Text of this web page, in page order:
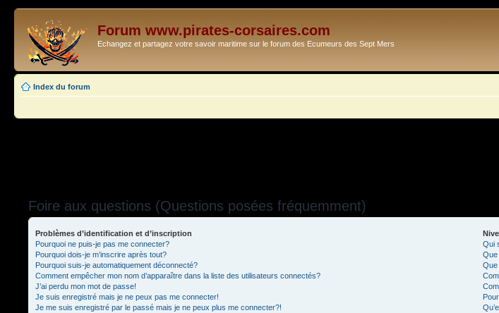
Forum www.pirates-corsaires.com
Echangez et partagez votre savoir maritime sur le forum des Ecumeurs des Sept Mers
Index du forum
Foire aux questions (Questions posées fréquemment)
Problèmes d’identification et d’inscription
Pourquoi ne puis-je pas me connecter?
Pourquoi dois-je m’inscrire après tout?
Pourquoi suis-je automatiquement déconnecté?
Comment empêcher mon nom d’apparaître dans la liste des utilisateurs connectés?
J’ai perdu mon mot de passe!
Je suis enregistré mais je ne peux pas me connecter!
Je me suis enregistré par le passé mais je ne peux plus me connecter?!
Qui
Que